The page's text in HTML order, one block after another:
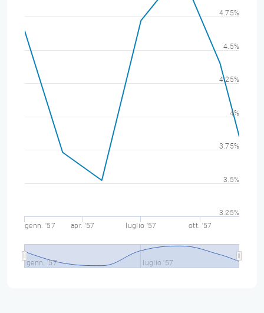
genn. '57 apr. '57 luglio '57 ott. '57
genn. '57 luglio '57
3.25%
3.5%
3.75%
4%
4.25%
4.5%
4.75%